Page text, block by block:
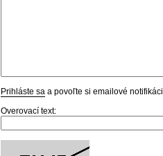
Prihláste sa a povoľte si emailové
Overovací text: